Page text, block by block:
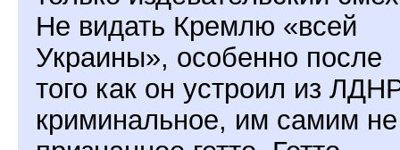
Не видать Кремлю «всей
Украины», особенно после
того как он устроил из
криминальное, им самим не